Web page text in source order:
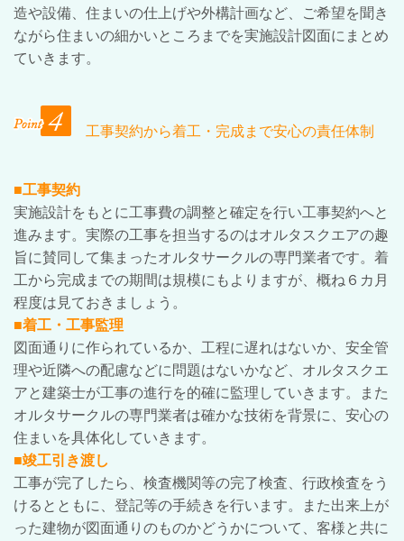
造や設備、住まいの仕上げや外構計画など、ご希望を聞き
ながら住まいの細かいところまでを実施設計図面にまとめ
ていきます。
工事契約から着工・完成まで安心の責任体制
■工事契約
実施設計をもとに工事費の調整と確定を行い工事契約へと
進みます。実際の工事を担当するのはオルタスクエアの趣
旨に賛同して集まったオルタサークルの専門業者です。着
工から完成までの期間は規模にもよりますが、概ね６カ月
程度は見ておきましょう。
■着工・工事監理
図面通りに作られているか、工程に遅れはないか、安全管
理や近隣への配慮などに問題はないかなど、オルタスクエ
アと建築士が工事の進行を的確に監理していきます。また
オルタサークルの専門業者は確かな技術を背景に、安心の
住まいを具体化していきます。
■竣工引き渡し
工事が完了したら、検査機関等の完了検査、行政検査をう
けるとともに、登記等の手続きを行います。また出来上が
った建物が図面通りのものかどうかについて、客様と共に